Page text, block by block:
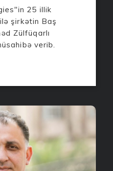
25 illik
şirkətin Baş
Zülfüqarlı
verib.